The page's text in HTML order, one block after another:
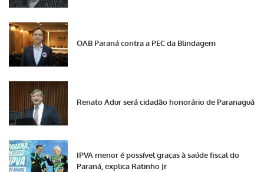
OAB Paraná contra a PEC da Blindagem
Renato Adur será cidadão honorário de Paranaguá
IPVA menor é possível graças à saúde fiscal do
Paraná, explica Ratinho Jr